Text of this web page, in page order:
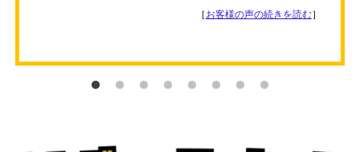
［ お客様の声の続きを読む］